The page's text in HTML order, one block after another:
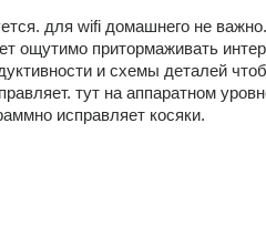
для wifi домашнего не
ощутимо притормаживать
и схемы деталей
тут на аппаратном
исправляет косяки.